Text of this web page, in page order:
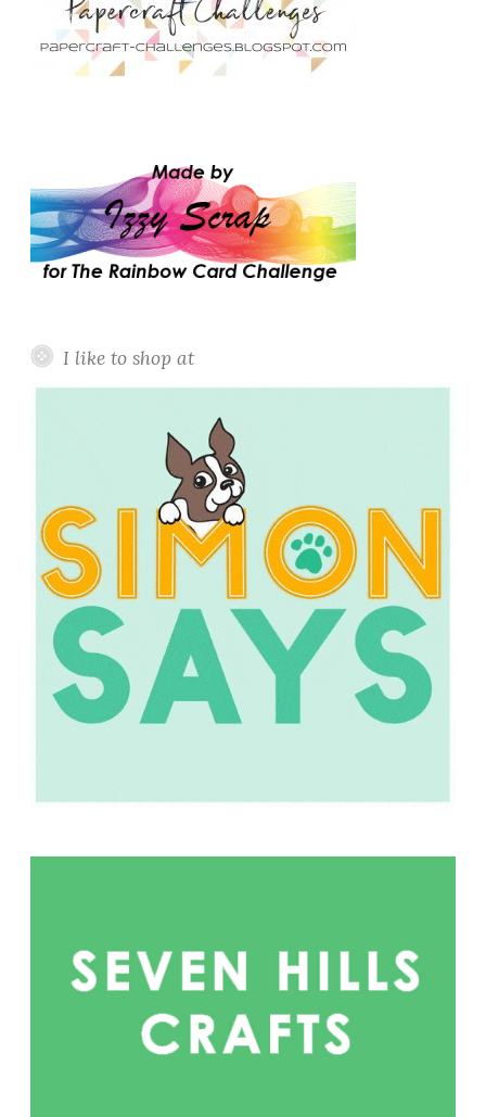
I like to shop at